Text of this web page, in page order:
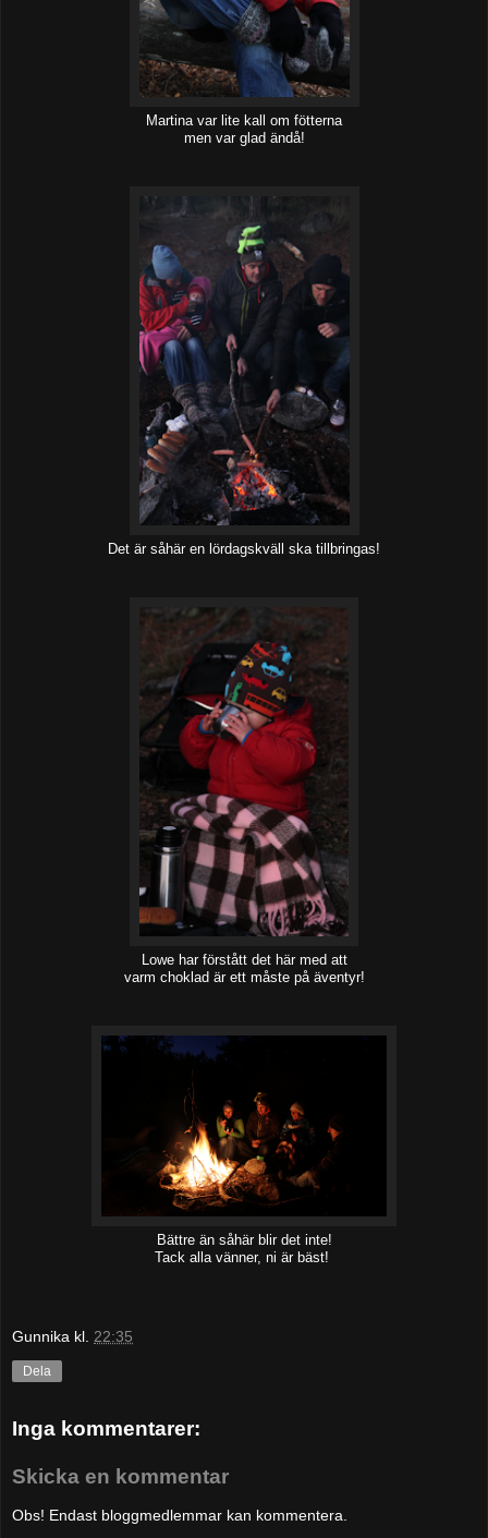
Martina var lite kall om fötterna
men var glad ändå!
Det är såhär en lördagskväll ska tillbringas!
Lowe har förstått det här med att
varm choklad är ett måste på äventyr!
Bättre än såhär blir det inte!
Tack alla vänner, ni är bäst!
Gunnika kl. 22:35
Dela
Inga kommentarer:
Skicka en kommentar
Obs! Endast bloggmedlemmar kan kommentera.